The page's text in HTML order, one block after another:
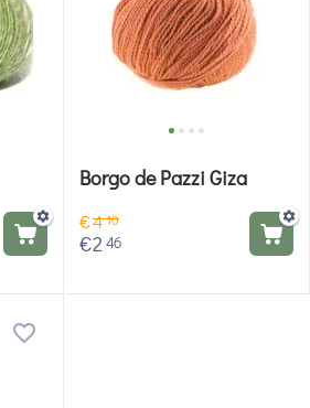
Borgo de Pazzi Giza
€410
€2 46